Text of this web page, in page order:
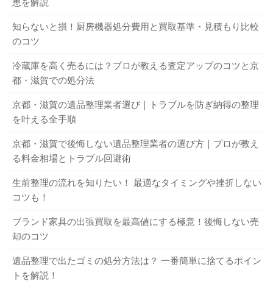
相続したいという人が続出し、もめる可能性があります。
相続争いを避け、なるべく平穏に分配するためにも、遺品
を買取に出すメリットが大きいのです。
1-3．遺品の処分費用と相殺できる
遺品を買取に出せば、そのほかの遺品の処分費用と相殺で
きるのもメリットです。遺品整理では、買取に出せない不
用品がたくさん出ます。特に、部屋数が多くて広い、物量
しょう。遺品整理の処分費用をなるべく安く済ませるため
にも、遺品を買取してもらうことがおすすめです。
めると査定金額が上乗せになるか業者によって異なるの
で、査定を依頼する前に調べてみるとよいでしょう。
3-3．購入時の付属品をそろえておく
購入時の付属品をそろえておくことも、遺品を高く買取し
てもらうポイントです。特に、電化製品などで付属品の有
無が機能や使い勝手に影響する場合は、査定金額が大きく
変わります。すべての付属品がそろっていなくても、買取
ている場合は、査定金額が－になるか買取不可となること
もあるので注意してください。
5-2．遺品の買取を業者に依頼する方法
遺品の買取を業者に依頼する流れは、以下を参考にしてく
信頼できる買取業者を選ぶ
買取業者に連絡して査定を申し込む
業者が遺品を査定後、金額を提示する
なお、査定の結果、買取不可になった場合についてもどう
再度査定を依頼する、業者にそのまま引き取り処分を依頼
するなどの方法があります。
恵を解説
知らないと損！厨房機器処分費用と買取基準・見積もり比較
のコツ
冷蔵庫を高く売るには？プロが教える査定アップのコツと京
都・滋賀での処分法
京都・滋賀の遺品整理業者選び｜トラブルを防ぎ納得の整理
を叶える全手順
京都・滋賀で後悔しない遺品整理業者の選び方｜プロが教え
る料金相場とトラブル回避術
生前整理の流れを知りたい！ 最適なタイミングや挫折しない
コツも！
ブランド家具の出張買取を最高値にする極意！後悔しない売
却のコツ
遺品整理で出たゴミの処分方法は？ 一番簡単に捨てるポイン
トを解説！